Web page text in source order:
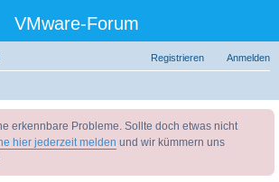
VMware-Forum
Anmelden
Registrieren
erkennbare Probleme. Sollte doch etwas nicht
hier jederzeit melden und wir kümmern uns